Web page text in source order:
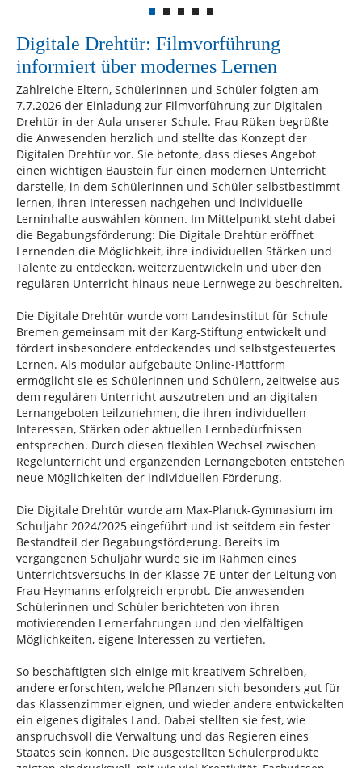
Digitale Drehtür: Filmvorführung
informiert über modernes Lernen
Zahlreiche Eltern, Schülerinnen und Schüler folgten am
7.7.2026 der Einladung zur Filmvorführung zur Digitalen
Drehtür in der Aula unserer Schule. Frau Rüken begrüßte
die Anwesenden herzlich und stellte das Konzept der
Digitalen Drehtür vor. Sie betonte, dass dieses Angebot
einen wichtigen Baustein für einen modernen Unterricht
darstelle, in dem Schülerinnen und Schüler selbstbestimmt
lernen, ihren Interessen nachgehen und individuelle
Lerninhalte auswählen können. Im Mittelpunkt steht dabei
die Begabungsförderung: Die Digitale Drehtür eröffnet
Lernenden die Möglichkeit, ihre individuellen Stärken und
Talente zu entdecken, weiterzuentwickeln und über den
regulären Unterricht hinaus neue Lernwege zu beschreiten.
Die Digitale Drehtür wurde vom Landesinstitut für Schule
Bremen gemeinsam mit der Karg-Stiftung entwickelt und
fördert insbesondere entdeckendes und selbstgesteuertes
Lernen. Als modular aufgebaute Online-Plattform
ermöglicht sie es Schülerinnen und Schülern, zeitweise aus
dem regulären Unterricht auszutreten und an digitalen
Lernangeboten teilzunehmen, die ihren individuellen
Interessen, Stärken oder aktuellen Lernbedürfnissen
entsprechen. Durch diesen flexiblen Wechsel zwischen
Regelunterricht und ergänzenden Lernangeboten entstehen
neue Möglichkeiten der individuellen Förderung.
Die Digitale Drehtür wurde am Max-Planck-Gymnasium im
Schuljahr 2024/2025 eingeführt und ist seitdem ein fester
Bestandteil der Begabungsförderung. Bereits im
vergangenen Schuljahr wurde sie im Rahmen eines
Unterrichtsversuchs in der Klasse 7E unter der Leitung von
Frau Heymanns erfolgreich erprobt. Die anwesenden
Schülerinnen und Schüler berichteten von ihren
motivierenden Lernerfahrungen und den vielfältigen
Möglichkeiten, eigene Interessen zu vertiefen.
So beschäftigten sich einige mit kreativem Schreiben,
andere erforschten, welche Pflanzen sich besonders gut für
das Klassenzimmer eignen, und wieder andere entwickelten
ein eigenes digitales Land. Dabei stellten sie fest, wie
anspruchsvoll die Verwaltung und das Regieren eines
Staates sein können. Die ausgestellten Schülerprodukte